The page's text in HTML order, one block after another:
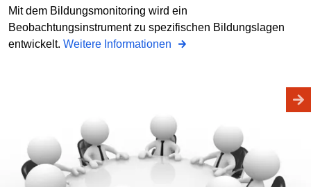
Mit dem Bildungsmonitoring wird ein
Beobachtungsinstrument zu spezifischen Bildungslagen
entwickelt. Weitere Informationen